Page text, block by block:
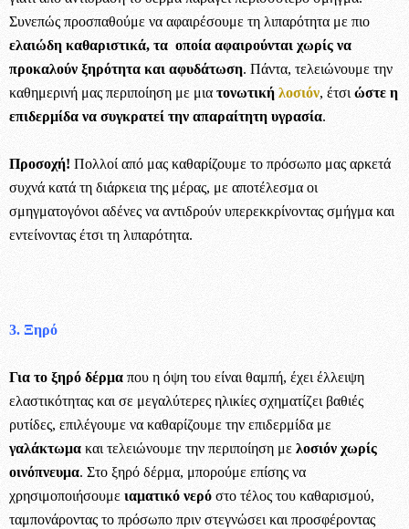
Συνεπώς προσπαθούμε να αφαιρέσουμε τη λιπαρότητα με πιο
ελαιώδη καθαριστικά, τα οποία αφαιρούνται χωρίς να
προκαλούν ξηρότητα και αφυδάτωση. Πάντα, τελειώνουμε την
καθημερινή μας περιποίηση με μια τονωτική λοσιόν, έτσι ώστε η
επιδερμίδα να συγκρατεί την απαραίτητη υγρασία.
Προσοχή! Πολλοί από μας καθαρίζουμε το πρόσωπο μας αρκετά
συχνά κατά τη διάρκεια της μέρας, με αποτέλεσμα οι
σμηγματογόνοι αδένες να αντιδρούν υπερεκκρίνοντας σμήγμα και
εντείνοντας έτσι τη λιπαρότητα.
3. Ξηρό
Για το ξηρό δέρμα που η όψη του είναι θαμπή, έχει έλλειψη
ελαστικότητας και σε μεγαλύτερες ηλικίες σχηματίζει βαθιές
ρυτίδες, επιλέγουμε να καθαρίζουμε την επιδερμίδα με
γαλάκτωμα και τελειώνουμε την περιποίηση με λοσιόν χωρίς
οινόπνευμα. Στο ξηρό δέρμα, μπορούμε επίσης να
χρησιμοποιήσουμε ιαματικό νερό στο τέλος του καθαρισμού,
ταμπονάροντας το πρόσωπο πριν στεγνώσει και προσφέροντας